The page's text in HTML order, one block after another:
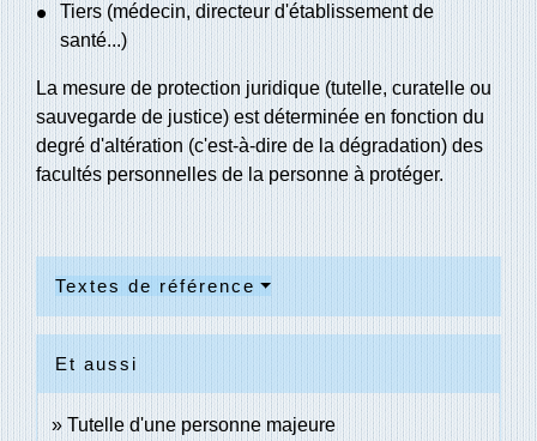
Tiers (médecin, directeur d'établissement de
santé...)
La mesure de protection juridique (tutelle, curatelle ou
sauvegarde de justice) est déterminée en fonction du
degré d'altération (c'est-à-dire de la dégradation) des
facultés personnelles de la personne à protéger.
Textes de référence
Et aussi
Tutelle d'une personne majeure